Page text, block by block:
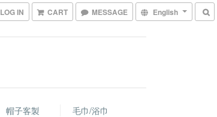
LOG IN CART MESSAGE English
帽子客製
毛巾/浴巾